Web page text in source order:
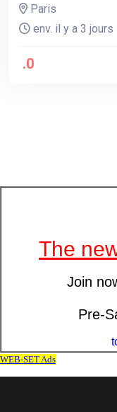
Paris
env. il y a 3 jours
.0